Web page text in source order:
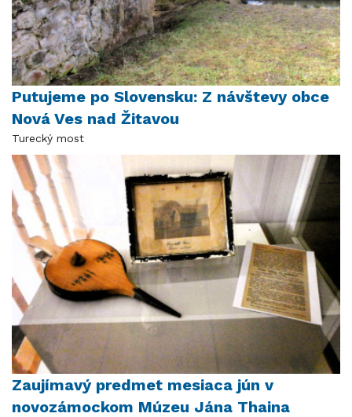
Putujeme po Slovensku: Z návštevy obce
Nová Ves nad Žitavou
Turecký most
Zaujímavý predmet mesiaca jún v
novozámockom Múzeu Jána Thaina